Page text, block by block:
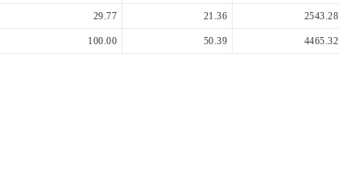
29.77 21.36 2543.28
100.00 50.39 4465.32